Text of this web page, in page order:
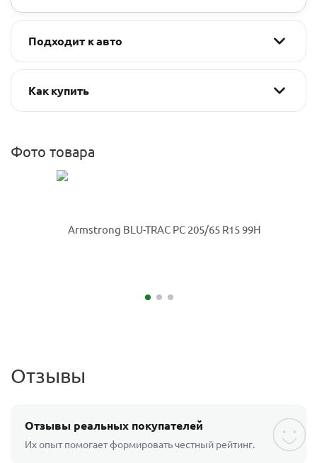
Подходит к авто
Как купить
Фото товара
Отзывы
Отзывы реальных покупателей
Их опыт помогает формировать честный рейтинг.